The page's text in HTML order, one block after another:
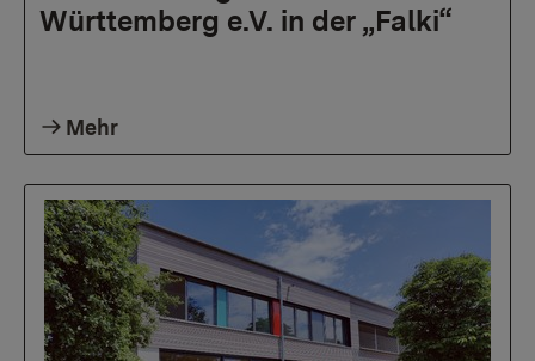
Württemberg e.V. in der „Falki“
Mehr